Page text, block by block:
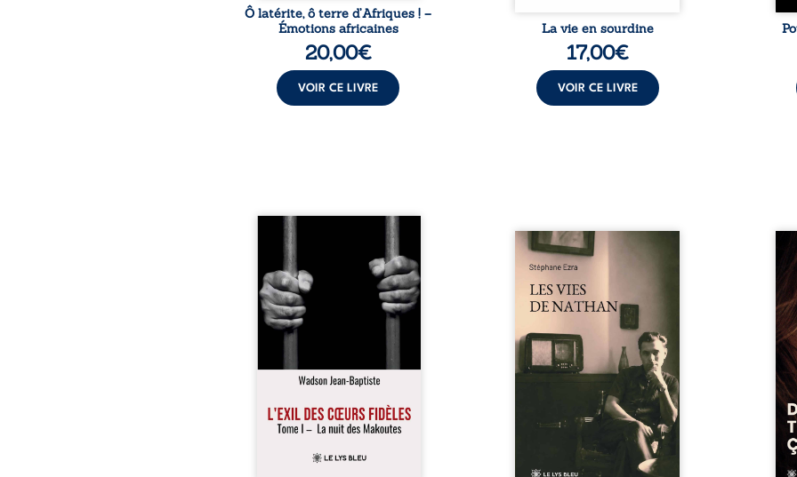
Ô latérite, ô terre d’Afriques ! –
Émotions africaines
20,00€
VOIR CE LIVRE
La vie en sourdine
17,00€
VOIR CE LIVRE
« Une nuit suffit parfois pour
briser une famille… mais
certaines fidélités traversent
les années. » Haïti, sous la
dictature des Duvalier. La peur
s’étend jusque dans les
villages les plus reculés. À
Bainet, Jean-Joël Joli mène une
existence paisible avec sa
famille. Chef de section
respecté, il refuse pourtant de
fermer les yeux sur l’injustice.
Mais, dans un ...
Les vies de Nathan est un
recueil de poésie né en trois
la première fois, Stéphane Ezra,
médium, a pu communiquer
avec son père, disparu depuis
plus de vingt ans et qu’il n’a
jamais connu. De ce dialogue
par-delà la mort naissent des
poèmes qui retracent une vie
marquée par la Seconde
Guerre mondiale, une identité
juive brisée, la guerre ...
À
ce